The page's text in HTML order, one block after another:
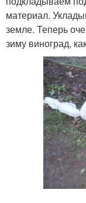
материал.
земле. Теперь
зиму виноград,